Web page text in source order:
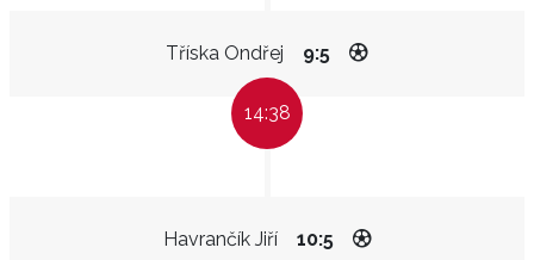
Tříska Ondřej 9:5
14:38
Havrančík Jiří 10:5